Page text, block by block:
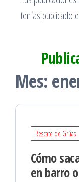
tenías publicado
Mes:
Rescate de Grúas
Cómo
en barro